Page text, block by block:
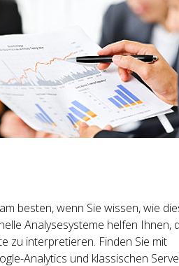
besten, wenn Sie wissen, wie
Analysesysteme helfen Ihnen,
zu interpretieren. Finden Sie mit
Analytics und klassischen